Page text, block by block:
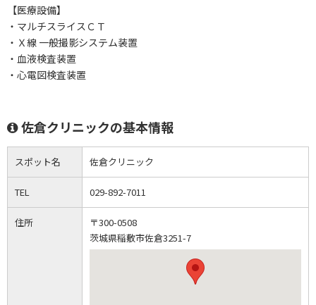
【医療設備】
・マルチスライスＣＴ
・Ｘ線 一般撮影システム装置
・血液検査装置
・心電図検査装置
佐倉クリニックの基本情報
スポット名 佐倉クリニック
TEL 029-892-7011
住所
〒300-0508
茨城県稲敷市佐倉3251-7